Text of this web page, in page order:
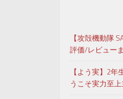
【攻殻機動隊
評価/レビュー
【よう実】2
うこそ実力至上